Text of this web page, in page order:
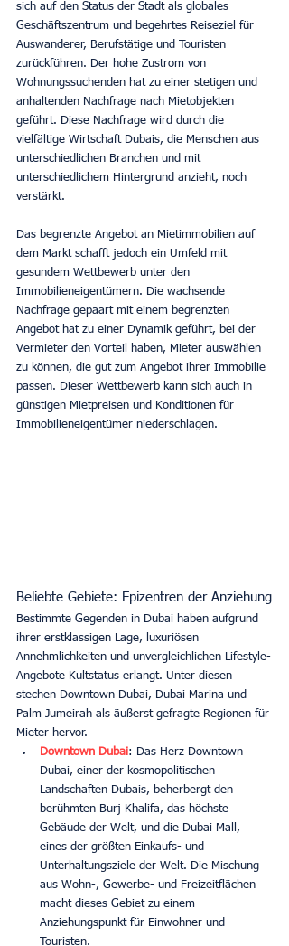
sich auf den Status der Stadt als globales
Geschäftszentrum und begehrtes Reiseziel für
Auswanderer, Berufstätige und Touristen
zurückführen. Der hohe Zustrom von
Wohnungssuchenden hat zu einer stetigen und
anhaltenden Nachfrage nach Mietobjekten
geführt. Diese Nachfrage wird durch die
vielfältige Wirtschaft Dubais, die Menschen aus
unterschiedlichen Branchen und mit
unterschiedlichem Hintergrund anzieht, noch
verstärkt.
Das begrenzte Angebot an Mietimmobilien auf
dem Markt schafft jedoch ein Umfeld mit
gesundem Wettbewerb unter den
Immobilieneigentümern. Die wachsende
Nachfrage gepaart mit einem begrenzten
Angebot hat zu einer Dynamik geführt, bei der
Vermieter den Vorteil haben, Mieter auswählen
zu können, die gut zum Angebot ihrer Immobilie
passen. Dieser Wettbewerb kann sich auch in
günstigen Mietpreisen und Konditionen für
Immobilieneigentümer niederschlagen.
Beliebte Gebiete: Epizentren der Anziehung
Bestimmte Gegenden in Dubai haben aufgrund
ihrer erstklassigen Lage, luxuriösen
Annehmlichkeiten und unvergleichlichen Lifestyle-
Angebote Kultstatus erlangt. Unter diesen
stechen Downtown Dubai, Dubai Marina und
Palm Jumeirah als äußerst gefragte Regionen für
Mieter hervor.
Downtown Dubai: Das Herz Downtown
Dubai, einer der kosmopolitischen
Landschaften Dubais, beherbergt den
berühmten Burj Khalifa, das höchste
Gebäude der Welt, und die Dubai Mall,
eines der größten Einkaufs- und
Unterhaltungsziele der Welt. Die Mischung
aus Wohn-, Gewerbe- und Freizeitflächen
macht dieses Gebiet zu einem
Anziehungspunkt für Einwohner und
Touristen.